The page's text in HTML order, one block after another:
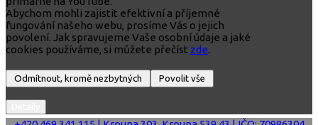
Abychom mohli zajistit efektivní a příjemné
fungování našeho webu, prosíme Vás o jejich
povolení. Jak spravujeme Vaše osobní údaje a jaké
cookies používáme, si můžete přečíst zde.